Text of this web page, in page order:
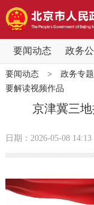
要闻动态 政务
要闻动态
党中央精神
北京要闻
各区热点
政务公开
要闻动态> 政务专题
要解读视频作品
京津冀三
日期：2026-05-08 14:13